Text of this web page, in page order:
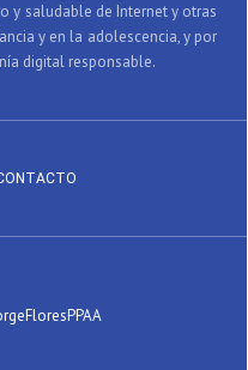
y saludable de Internet y otras
y en la adolescencia, y por
digital responsable.